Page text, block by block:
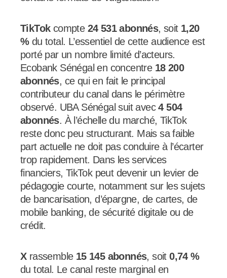
TikTokcompte 24 531 abonnés, soit 1,20
%du total. L’essentiel de cette audience est
porté par un nombre limité d’acteurs.
Ecobank Sénégal en concentre 18 200
abonnés, ce qui en fait le principal
contributeur du canal dans le périmètre
observé. UBA Sénégal suit avec4 504
abonnés. À l’échelle du marché, TikTok
reste donc peu structurant. Mais sa faible
part actuelle ne doit pas conduire à l’écarter
trop rapidement. Dans les services
financiers, TikTok peut devenir un levier de
pédagogie courte, notamment sur les sujets
de bancarisation, d’épargne, de cartes, de
mobile banking, de sécurité digitale ou de
crédit.
Xrassemble 15 145 abonnés, soit0,74 %
du total. Le canal reste marginal en